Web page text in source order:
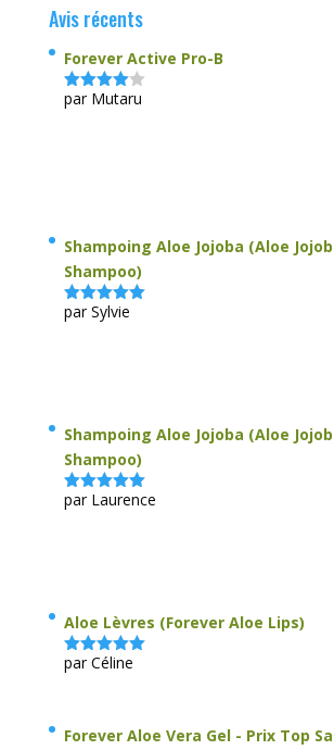
Avis récents
Forever Active Pro-B
Note4
par Mutaru
Shampoing Aloe Jojoba (Aloe
Shampoo)
Note5 sur
par Sylvie
Shampoing Aloe Jojoba (Aloe
Shampoo)
Note5sur
par Laurence
Aloe Lèvres (Forever Aloe Lips)
Note5sur
par Céline
Forever Aloe Vera Gel - Prix Top